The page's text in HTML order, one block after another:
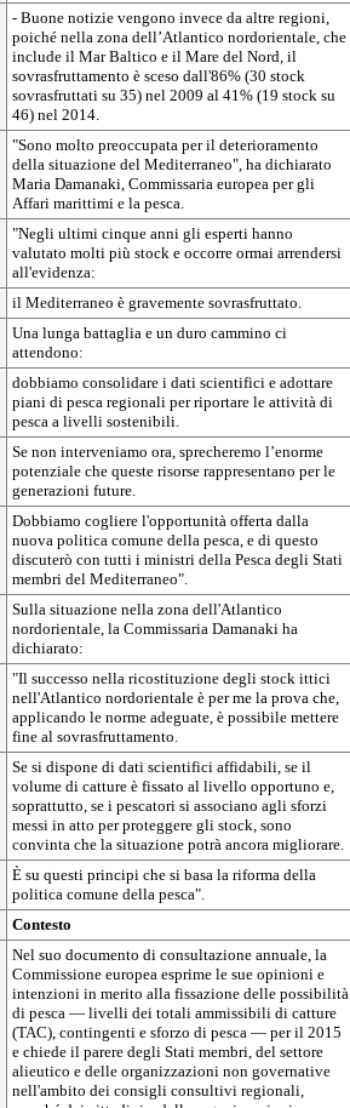
- Buone notizie vengono invece da altre regioni,
poiché nella zona dell’Atlantico nordorientale, che
include il Mar Baltico e il Mare del Nord, il
sovrasfruttamento è sceso dall'86% (30 stock
sovrasfruttati su 35) nel 2009 al 41% (19 stock su
46) nel 2014.
"Sono molto preoccupata per il deterioramento
della situazione del Mediterraneo", ha dichiarato
Maria Damanaki, Commissaria europea per gli
Affari marittimi e la pesca.
"Negli ultimi cinque anni gli esperti hanno
valutato molti più stock e occorre ormai arrendersi
all'evidenza:
il Mediterraneo è gravemente sovrasfruttato.
Una lunga battaglia e un duro cammino ci
attendono:
dobbiamo consolidare i dati scientifici e adottare
piani di pesca regionali per riportare le attività di
pesca a livelli sostenibili.
Se non interveniamo ora, sprecheremo l’enorme
potenziale che queste risorse rappresentano per le
generazioni future.
Dobbiamo cogliere l'opportunità offerta dalla
nuova politica comune della pesca, e di questo
discuterò con tutti i ministri della Pesca degli Stati
membri del Mediterraneo".
Sulla situazione nella zona dell'Atlantico
nordorientale, la Commissaria Damanaki ha
dichiarato:
"Il successo nella ricostituzione degli stock ittici
nell'Atlantico nordorientale è per me la prova che,
applicando le norme adeguate, è possibile mettere
fine al sovrasfruttamento.
Se si dispone di dati scientifici affidabili, se il
volume di catture è fissato al livello opportuno e,
soprattutto, se i pescatori si associano agli sforzi
messi in atto per proteggere gli stock, sono
convinta che la situazione potrà ancora migliorare.
È su questi principi che si basa la riforma della
politica comune della pesca".
Contesto
Nel suo documento di consultazione annuale, la
Commissione europea esprime le sue opinioni e
intenzioni in merito alla fissazione delle possibilità
di pesca — livelli dei totali ammissibili di catture
(TAC), contingenti e sforzo di pesca — per il 2015
e chiede il parere degli Stati membri, del settore
alieutico e delle organizzazioni non governative
nell'ambito dei consigli consultivi regionali,